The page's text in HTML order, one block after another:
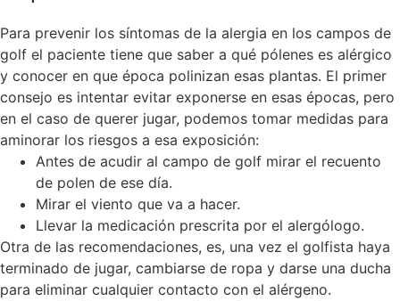
Para prevenir los síntomas de la alergia en los campos de
golf el paciente tiene que saber a qué pólenes es alérgico
y conocer en que época polinizan esas plantas. El primer
consejo es intentar evitar exponerse en esas épocas, pero
en el caso de querer jugar, podemos tomar medidas para
aminorar los riesgos a esa exposición:
Antes de acudir al campo de golf mirar el recuento
de polen de ese día.
Mirar el viento que va a hacer.
Llevar la medicación prescrita por el alergólogo.
Otra de las recomendaciones, es, una vez el golfista haya
terminado de jugar, cambiarse de ropa y darse una ducha
para eliminar cualquier contacto con el alérgeno.